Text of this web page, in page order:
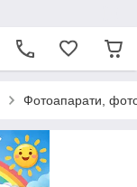
Фотоапарати,